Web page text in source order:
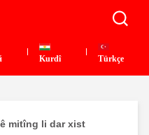
Kurdî Türkçe
mitîng li dar xist